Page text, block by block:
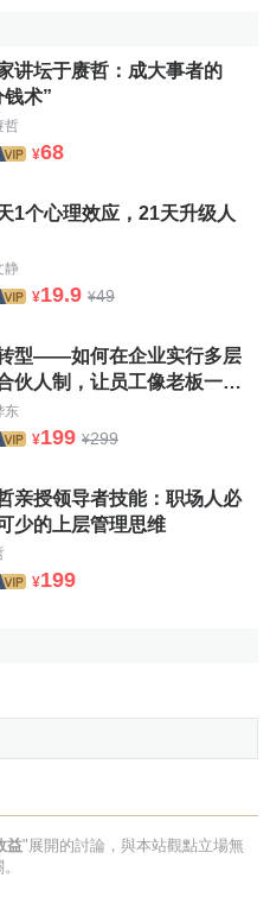
讲坛于赓哲：成大事者的
钱术”
哲
¥68
1个心理效应，21天升级人
静
¥19.9 ¥49
型——如何在企业实行多层
伙人制，让员工像老板一样
东
¥199 ¥299
亲授领导者技能：职场人必
少的上层管理思维
¥199
益"展開的討論，與本站觀點立場無